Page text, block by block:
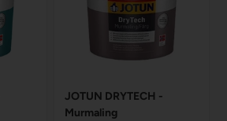
JOTUN DRYTECH -
Murmaling